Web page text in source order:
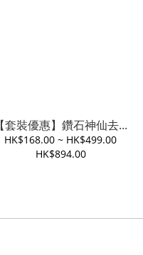
【套裝優惠】鑽石神仙去...
HK$168.00 ~ HK$499.00
HK$894.00